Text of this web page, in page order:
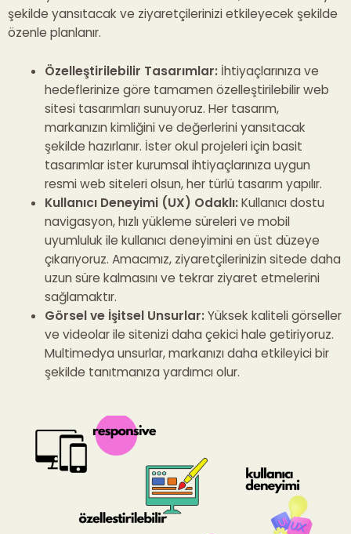
şekilde yansıtacak ve ziyaretçilerinizi etkileyecek şekilde
özenle planlanır.
Özelleştirilebilir Tasarımlar:İhtiyaçlarınıza ve
hedeflerinize göre tamamen özelleştirilebilir web
sitesi tasarımları sunuyoruz. Her tasarım,
markanızın kimliğini ve değerlerini yansıtacak
şekilde hazırlanır. İster okul projeleri için basit
tasarımlar ister kurumsal ihtiyaçlarınıza uygun
resmi web siteleri olsun, her türlü tasarım yapılır.
Kullanıcı Deneyimi (UX) Odaklı:Kullanıcı dostu
navigasyon, hızlı yükleme süreleri ve mobil
uyumluluk ile kullanıcı deneyimini en üst düzeye
çıkarıyoruz. Amacımız, ziyaretçilerinizin sitede daha
uzun süre kalmasını ve tekrar ziyaret etmelerini
sağlamaktır.
Görsel ve İşitsel Unsurlar:Yüksek kaliteli görseller
ve videolar ile sitenizi daha çekici hale getiriyoruz.
Multimedya unsurlar, markanızı daha etkileyici bir
şekilde tanıtmanıza yardımcı olur.